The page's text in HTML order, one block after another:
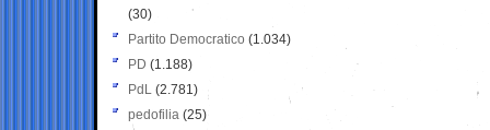
(30)
Partito Democratico (1.034)
PD (1.188)
PdL (2.781)
pedofilia (25)